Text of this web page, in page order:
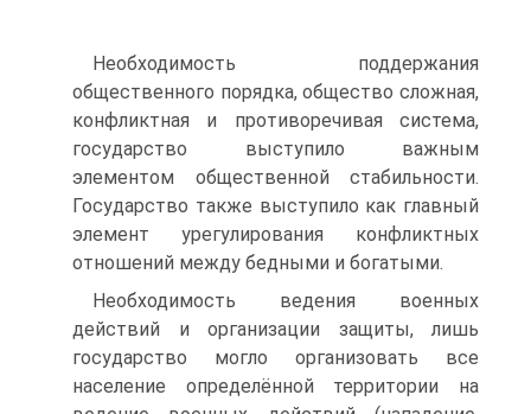
Необходимость поддержания
общественного порядка, общество сложная,
конфликтная и противоречивая система,
государство выступило важным
элементом общественной стабильности.
Государство также выступило как главный
элемент урегулирования конфликтных
отношений между бедными и богатыми.
Необходимость ведения военных
действий и организации защиты, лишь
государство могло организовать все
население определённой территории на